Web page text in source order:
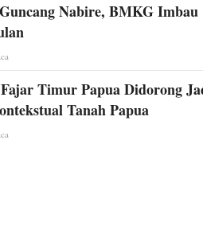
Nabire, BMKG Imbau
Timur Papua Didorong
Tanah Papua